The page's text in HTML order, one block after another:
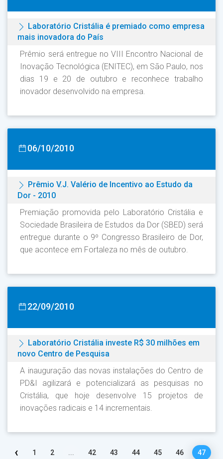
Laboratório Cristália é premiado como empresa
mais inovadora do País
Prêmio será entregue no VIII Encontro Nacional de
Inovação Tecnológica (ENITEC), em São Paulo, nos
dias 19 e 20 de outubro e reconhece trabalho
inovador desenvolvido na empresa.
06/10/2010
Prêmio V.J. Valério de Incentivo ao Estudo da
Dor - 2010
Premiação promovida pelo Laboratório Cristália e
Sociedade Brasileira de Estudos da Dor (SBED) será
entregue durante o 9º Congresso Brasileiro de Dor,
que acontece em Fortaleza no mês de outubro.
22/09/2010
Laboratório Cristália investe R$ 30 milhões em
novo Centro de Pesquisa
A inauguração das novas instalações do Centro de
PD&I agilizará e potencializará as pesquisas no
Cristália, que hoje desenvolve 15 projetos de
inovações radicais e 14 incrementais.
‹ 1 2 ... 42 43 44 45 46 47